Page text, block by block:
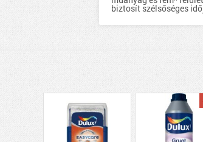
biztosít szélsőséges